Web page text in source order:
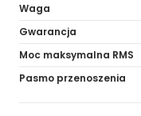
Waga
Gwarancja
Moc maksymalna RMS
Pasmo przenoszenia